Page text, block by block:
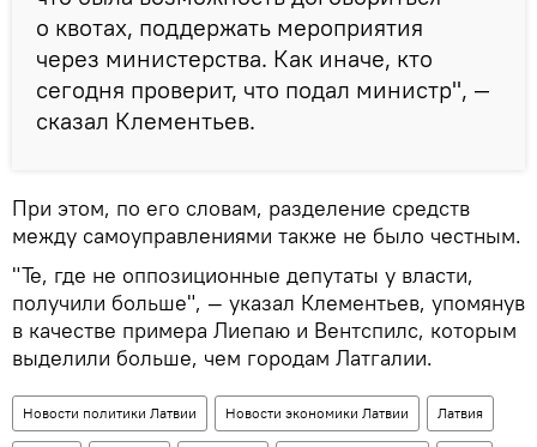
о квотах, поддержать мероприятия
через министерства. Как иначе, кто
сегодня проверит, что подал министр", —
сказал Клементьев.
При этом, по его словам, разделение средств
между самоуправлениями также не было честным.
"Те, где не оппозиционные депутаты у власти,
получили больше", — указал Клементьев, упомянув
в качестве примера Лиепаю и Вентспилс, которым
выделили больше, чем городам Латгалии.
Новости политики Латвии Новости экономики Латвии Латвия